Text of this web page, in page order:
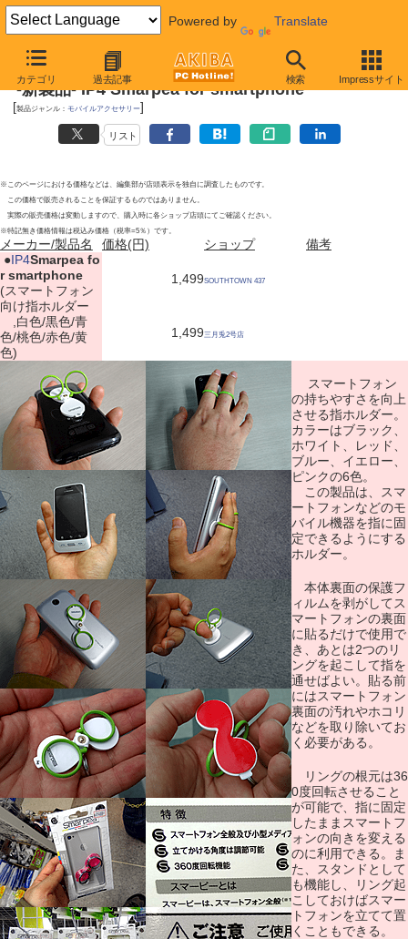
Powered by Translate
カテゴリ 過去記事 検索 Impressサイト
2012年3月31日
-新製品- IP4 Smarpea for smartphone
[製品ジャンル： モバイルアクセサリー]
リスト
※このページにおける価格などは、編集部が店頭表示を独自に調査したものです。
この価格で販売されることを保証するものではありません。
実際の販売価格は変動しますので、購入時に各ショップ店頭にてご確認ください。
※特記無き価格情報は税込み価格（税率=5％）です。
メーカー/製品名 価格(円) ショップ
備考
●IP4Smarpea fo
r smartphone
(スマートフォン
向け指ホルダー
,白色/黒色/青
色/桃色/赤色/黄
色)
1,499SOUTHTOWN 437
1,499三月兎2号店
スマートフォン
の持ちやすさを向上
させる指ホルダー。
カラーはブラック、
ホワイト、レッド、
ブルー、イエロー、
ピンクの6色。
この製品は、スマ
ートフォンなどのモ
バイル機器を指に固
定できるようにする
ホルダー。
本体裏面の保護フ
ィルムを剥がしてス
マートフォンの裏面
に貼るだけで使用で
き、あとは2つのリ
ングを起こして指を
通せばよい。貼る前
にはスマートフォン
裏面の汚れやホコリ
などを取り除いてお
く必要がある。
リングの根元は36
0度回転させること
が可能で、指に固定
したままスマートフ
ォンの向きを変える
のに利用できる。ま
た、スタンドとして
も機能し、リング起
こしておけばスマー
トフォンを立てて置
くこともできる。